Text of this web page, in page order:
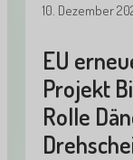
10. Dezember
EU
Projekt
Rolle